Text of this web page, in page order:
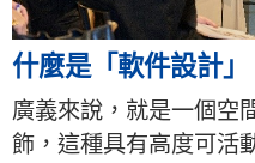
什麼是「軟件設計」
廣義來說，就是一個空
飾，這種具有高度可活